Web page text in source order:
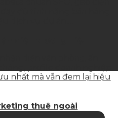
nhất mà vẫn đem lại hiệu
thuê ngoài